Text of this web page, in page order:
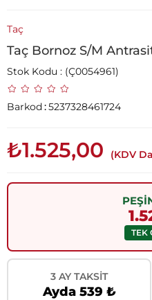
Taç
Taç Bornoz S/M
Stok Kodu (Ç0054961)
Barkod:5237328461724
₺1.525,00 (KDV
TEK
3 AY TAKSIT
Ayda 539 ₺